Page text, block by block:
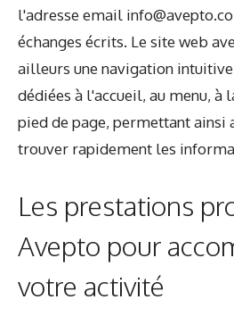
l'adresse email
échanges écrits. Le site web
ailleurs une navigation intuitive
dédiées à l'accueil, au menu, à
pied de page, permettant ainsi
trouver rapidement les
Les prestations
Avepto pour
votre activité